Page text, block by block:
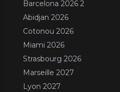
Barcelona 2026 2
Abidjan 2026
Cotonou 2026
Miami 2026
Strasbourg 2026
Marseille 2027
Lyon 2027